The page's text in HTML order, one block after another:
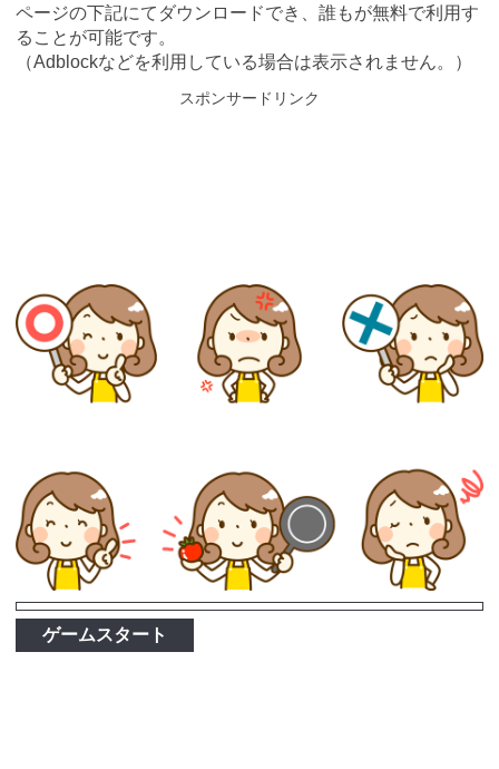
ページの下記にてダウンロードでき、誰もが無料で利用す
ることが可能です。
（Adblockなどを利用している場合は表示されません。）
スポンサードリンク
ゲームスタート